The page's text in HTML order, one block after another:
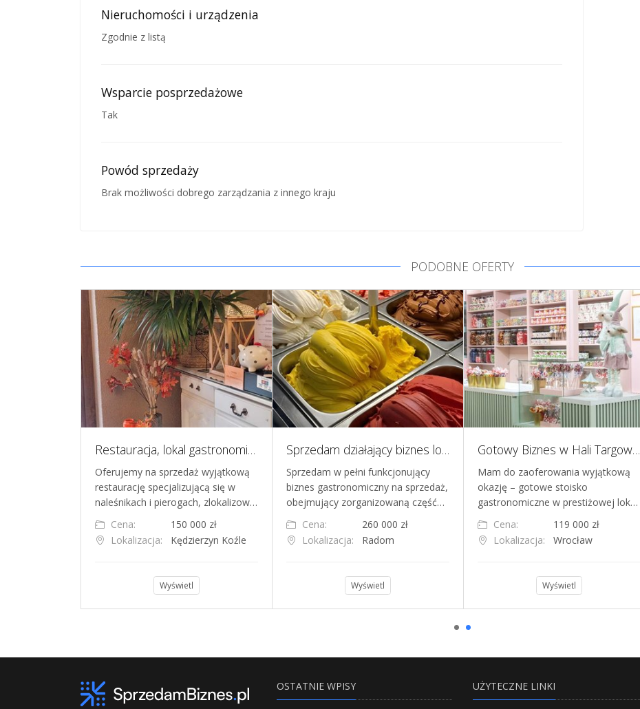
Nieruchomości i urządzenia
Zgodnie z listą
Wsparcie posprzedażowe
Tak
Powód sprzedaży
Brak możliwości dobrego zarządzania z innego kraju
PODOBNE OFERTY
Restauracja, lokal gastronomiczny
Oferujemy na sprzedaż wyjątkową
restaurację specjalizującą się w
naleśnikach i pierogach, zlokalizow…
Cena:
150 000 zł
Lokalizacja:
Kędzierzyn Koźle
Wyświetl
Sprzedam działający biznes lodziarnio-kawiarnia z pracownią
Sprzedam w pełni funkcjonujący
biznes gastronomiczny na sprzedaż,
obejmujący zorganizowaną część…
Cena:
260 000 zł
Lokalizacja:
Radom
Wyświetl
Gotowy Biznes w Hali Targowej we Wrocławiu POLIŻ Targowa
Mam do zaoferowania wyjątkową
okazję – gotowe stoisko
gastronomiczne w prestiżowej lok…
Cena:
119 000 zł
Lokalizacja:
Wrocław
Wyświetl
OSTATNIE WPISY UŻYTECZNE LINKI